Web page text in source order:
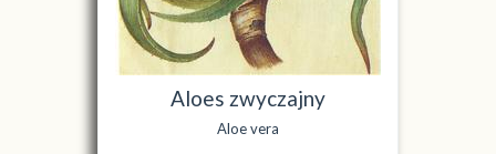
Aloes zwyczajny
Aloe vera